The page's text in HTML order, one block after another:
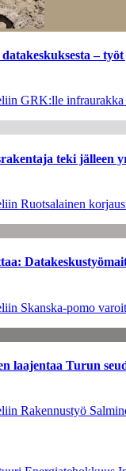
– työt
GRK:lle infraurakka
teki jälleen
Ruotsalainen
Skanska-pomo
laajentaa Turun
Rakennustyö